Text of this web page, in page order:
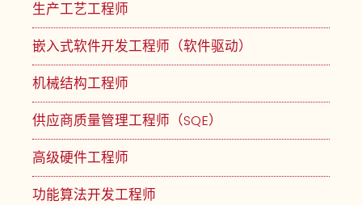
生产工艺工程师
嵌入式软件开发工程师（软件驱动）
机械结构工程师
供应商质量管理工程师（SQE）
高级硬件工程师
功能算法开发工程师